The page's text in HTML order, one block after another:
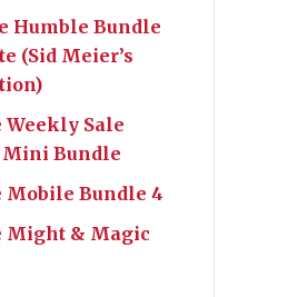
Humble Bundle
(Sid Meier’s
Weekly Sale
Mini Bundle
Mobile Bundle 4
Might & Magic